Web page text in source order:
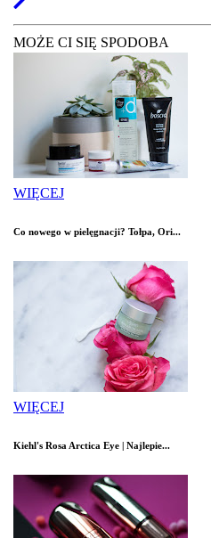
MOŻE CI SIĘ SPODOBA
WIĘCEJ
Co nowego w pielęgnacji? Tołpa, Ori...
WIĘCEJ
Kiehl's Rosa Arctica Eye | Najlepie...